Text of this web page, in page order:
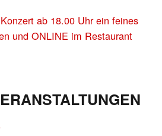
ab 18.00 Uhr ein feines
und ONLINE im Restaurant